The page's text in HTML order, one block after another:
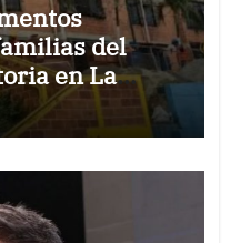
del
en La